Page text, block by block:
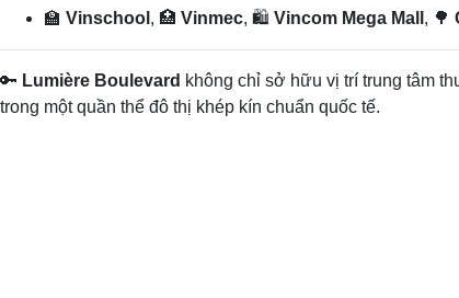
🏫 Vinschool , 🏥 Vinmec, 🛍️ Vincom Mega Mall , 🌳
🔑 Lumière Boulevard không chỉ sở hữu vị trí trung tâm
trong một quần thể đô thị khép kín chuẩn quốc tế.